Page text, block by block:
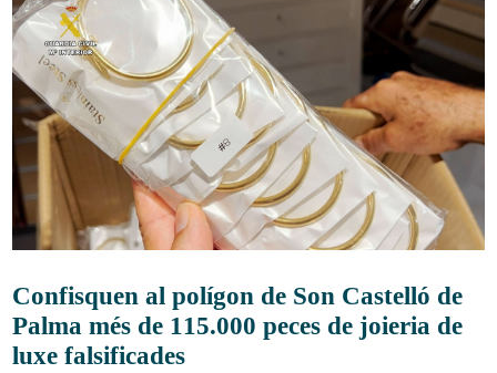
Confisquen al polígon de Son Castelló de
Palma més de 115.000 peces de joieria de
luxe falsificades